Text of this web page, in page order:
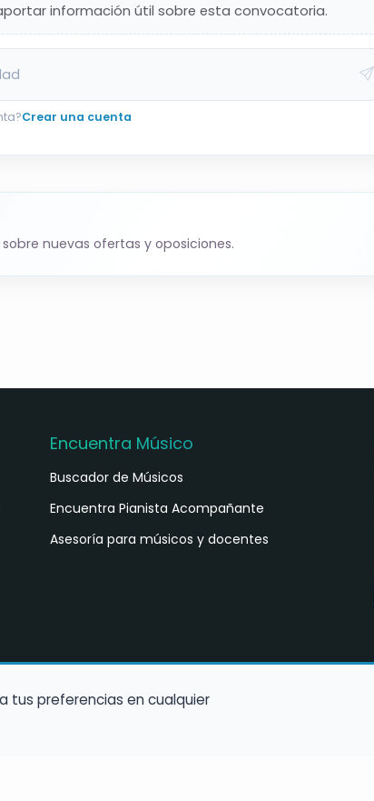
las bases oficiales completas antes de
información útil sobre esta convocatoria.
Crear una cuenta
nuevas ofertas y oposiciones.
Encuentra Músico
Buscador de Músicos
Encuentra Pianista Acompañante
Asesoría para músicos y docentes
tus preferencias en cualquier